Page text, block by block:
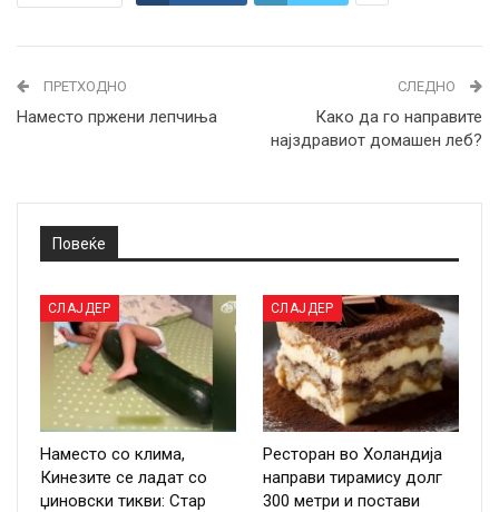
ПРЕТХОДНО
Наместо пржени лепчиња
СЛЕДНО
Како да го направите
најздравиот домашен леб?
Повеќе
СЛАЈДЕР
Наместо со клима,
Кинезите се ладат со
џиновски тикви: Стар
СЛАЈДЕР
Ресторан во Холандија
направи тирамису долг
300 метри и постави